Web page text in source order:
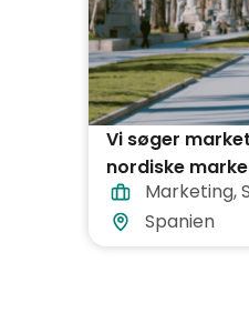
Vi søger
nordiske
Marketing,
Spanien